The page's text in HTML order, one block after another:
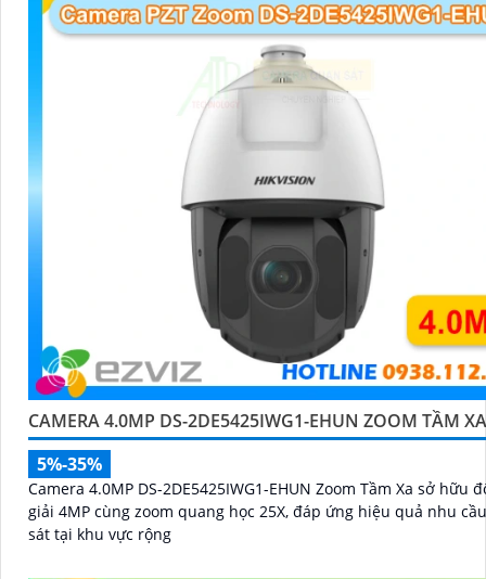
CAMERA 4.0MP DS-2DE5425IWG1-EHUN ZOOM TẦM XA
5%-35%
Camera 4.0MP DS-2DE5425IWG1-EHUN Zoom Tầm Xa sở hữu
giải 4MP cùng zoom quang học 25X, đáp ứng hiệu quả nhu
sát tại khu vực rộng